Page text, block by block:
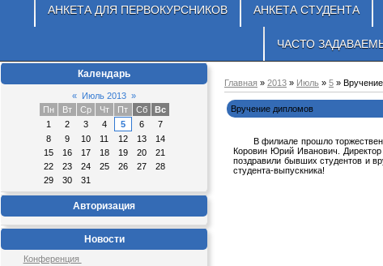
АНКЕТА ДЛЯ ПЕРВОКУРСНИКОВ АНКЕТА СТУДЕНТА
ЧАСТО
Календарь
« Июль 2013 »
Пн
Вт Ср Чт Пт Сб
Вс
1
2 3 4 5 6
7
8
9 10 11 12 13
14
15
16 17 18 19 20
21
22
23 24 25 26 27
28
29
30 31
Авторизация
Новости
Конференция
Главная » 2013 » Июль » 5 »
Вручение дипломов
В филиале прошло
Коровин Юрий Иванович.
поздравили бывших студентов и
студента-выпускника!